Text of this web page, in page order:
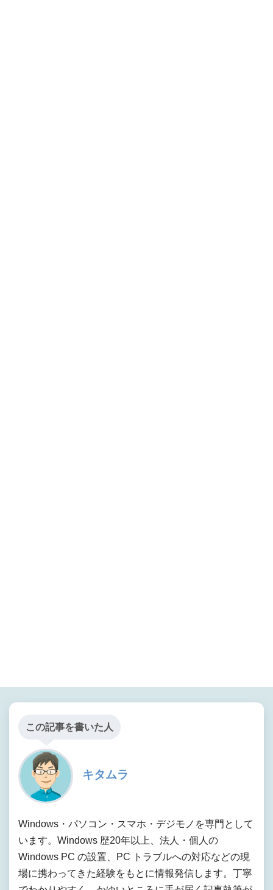
この記事を書いた人
キタムラ
Windows・パソコン・スマホ・デジモノを専門として
います。Windows 歴20年以上、法人・個人の
Windows PC の設置、PC トラブルへの対応などの現
場に携わってきた経験をもとに情報発信します。丁寧